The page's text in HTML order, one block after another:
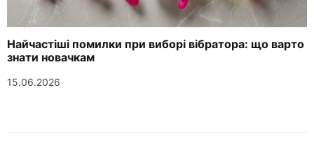
Найчастіші помилки при виборі вібратора: що варто
знати новачкам
15.06.2026